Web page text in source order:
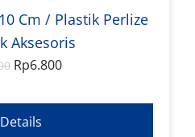
Cm / Plastik Perlize
Aksesoris
Rp6.800
Details